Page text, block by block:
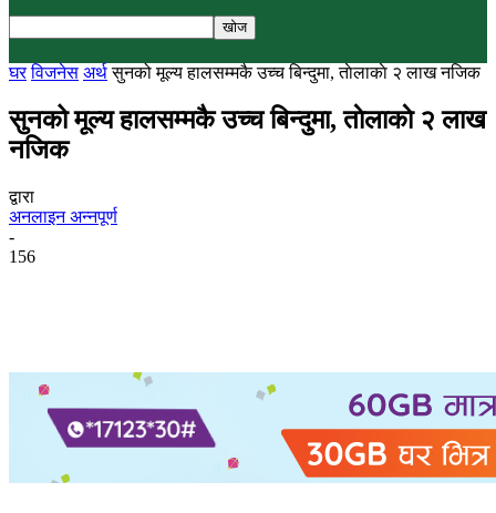
घर विजनेस अर्थ सुनको मूल्य हालसम्मकै उच्च बिन्दुमा, ताेलाकाे २ लाख नजिक
सुनको मूल्य हालसम्मकै उच्च बिन्दुमा, ताेलाकाे २ लाख
नजिक
द्वारा
अनलाइन अन्नपूर्ण
-
156